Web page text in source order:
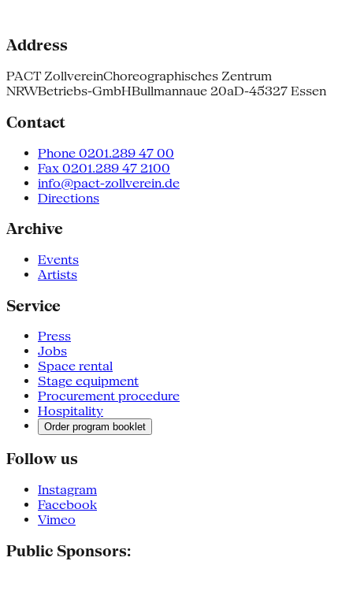
Address
PACT ZollvereinChoreographisches Zentrum
NRWBetriebs-GmbHBullmannaue 20aD-45327 Essen
Contact
Phone 0201.289 47 00
Fax 0201.289 47 2100
info@pact-zollverein.de
Directions
Archive
Events
Artists
Service
Press
Jobs
Space rental
Stage equipment
Procurement procedure
Hospitality
Order program booklet
Follow us
Instagram
Facebook
Vimeo
Public Sponsors: